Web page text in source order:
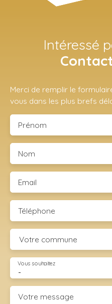
Intéressé
Merci de remplir le
vous dans les plus brefs
Prénom
Nom
Email
Téléphone
Votre commune
-
Vous souhaitez
Votre message